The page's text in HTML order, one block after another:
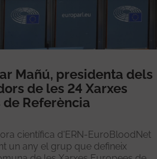
Mañú, presidenta dels
de les 24 Xarxes
de Referència
científica d'ERN-EuroBloodNet
un any el grup que defineix